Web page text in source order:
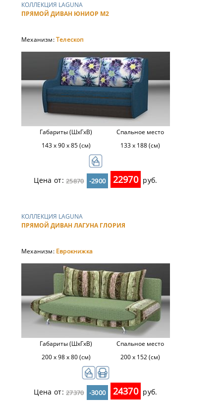
КОЛЛЕКЦИЯ LAGUNA
ПРЯМОЙ ДИВАН ЮНИОР М2
Механизм:Телескоп
Габариты (ШхГхВ)
143 х 90 х 85 (см)
Спальное место
133 х 188 (см)
Цена от:25870 -2900 22970 руб.
КОЛЛЕКЦИЯ LAGUNA
ПРЯМОЙ ДИВАН ЛАГУНА ГЛОРИЯ
Механизм: Еврокнижка
Габариты (ШхГхВ)
200 х 98 х 80 (см)
Спальное место
200 х 152 (см)
Цена от:27370 -3000 24370 руб.